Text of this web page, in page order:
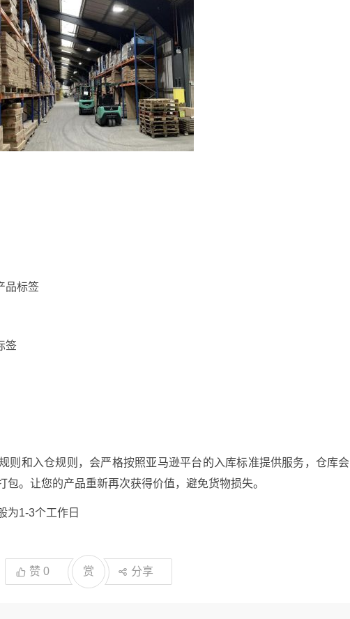
品标签
签
则和入仓规则，会严格按照亚马逊平台的入库标准提供服务，仓库会
。让您的产品重新再次获得价值，避免货物损失。
为1-3个工作日
赞 0 赏 分享